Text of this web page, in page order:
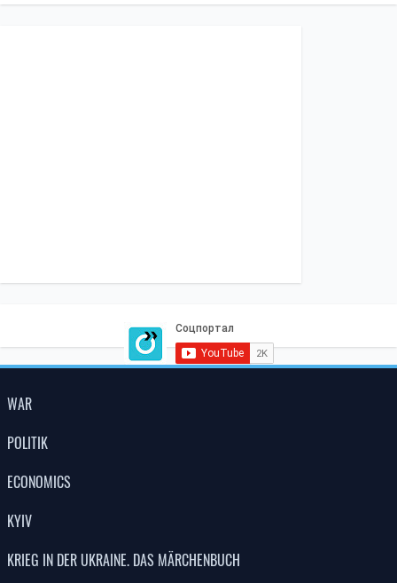
WAR
POLITIK
ECONOMICS
KYIV